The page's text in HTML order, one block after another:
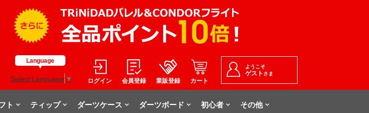
Language
Select Language ▼ ログイン 会員登録 業販登録 カート
ようこそ
ゲスト さま
ト ティップ ダーツケース ダーツボード 初心者 その他